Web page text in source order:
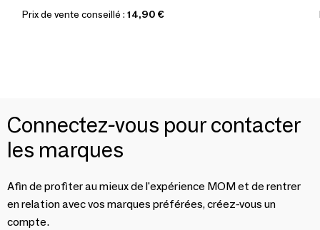
Prix de vente conseillé : 14,90 €
Connectez-vous pour contacter
les marques
Afin de profiter au mieux de l'expérience MOM et de rentrer
en relation avec vos marques préférées, créez-vous un
compte.